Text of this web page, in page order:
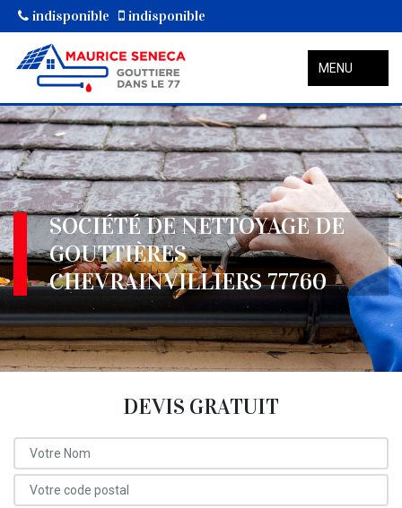
indisponible indisponible
MENU
SOCIÉTÉ DE NETTOYAGE DE
GOUTTIÈRES
CHEVRAINVILLIERS 77760
DEVIS GRATUIT